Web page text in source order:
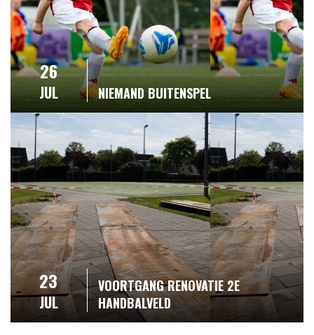
26
JUL NIEMAND BUITENSPEL
23
JUL
VOORTGANG RENOVATIE 2E
HANDBALVELD